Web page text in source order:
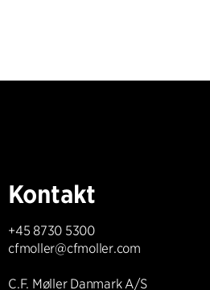
Kontakt
+45 8730 5300
cfmoller@cfmoller.com
C.F. Møller Danmark A/S